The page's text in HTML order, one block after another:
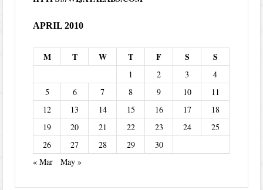
APRIL 2010
M T W T F S S
1 2 3
4
5
6 7 8 9 10
11
12
13 14 15 16 17
18
19
20 21 22 23 24
25
26
27 28 29
30
« Mar
May »